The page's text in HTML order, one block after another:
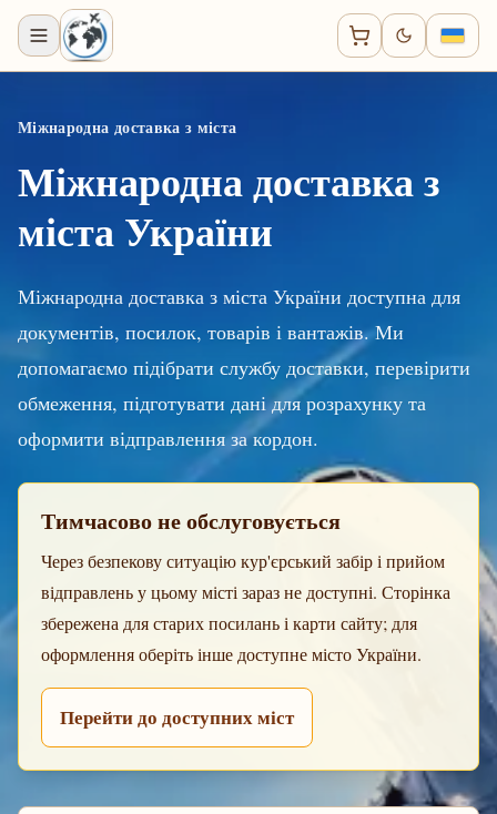
Міжнародна доставка з міста
Міжнародна доставка з
міста України
Міжнародна доставка з міста України доступна для
документів, посилок, товарів і вантажів. Ми
допомагаємо підібрати службу доставки, перевірити
обмеження, підготувати дані для розрахунку та
оформити відправлення за кордон.
Тимчасово не обслуговується
Через безпекову ситуацію кур'єрський забір і прийом
відправлень у цьому місті зараз не доступні. Сторінка
збережена для старих посилань і карти сайту; для
оформлення оберіть інше доступне місто України.
Перейти до доступних міст